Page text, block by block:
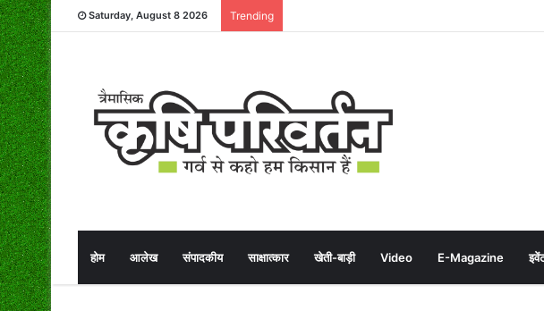
Saturday, August 8 2026 Trending
होम आलेख संपादकीय साक्षात्कार खेती-बाड़ी Video E-Magazine